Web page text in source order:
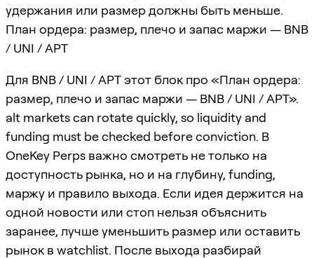
удержания или размер должны быть меньше.
План ордера: размер, плечо и запас маржи — BNB
/ UNI / APT
Для BNB / UNI / APT этот блок про «План ордера:
размер, плечо и запас маржи — BNB / UNI / APT».
alt markets can rotate quickly, so liquidity and
funding must be checked before conviction. В
OneKey Perps важно смотреть не только на
доступность рынка, но и на глубину, funding,
маржу и правило выхода. Если идея держится на
одной новости или стоп нельзя объяснить
заранее, лучше уменьшить размер или оставить
рынок в watchlist. После выхода разбирай